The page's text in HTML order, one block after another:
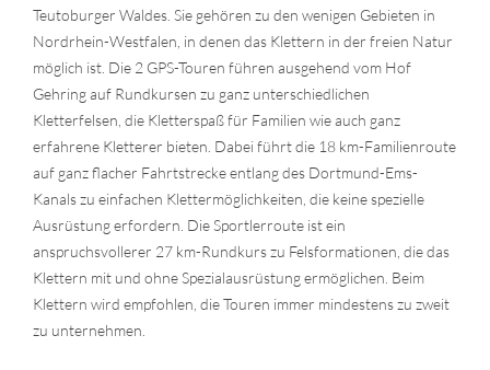
Teutoburger Waldes. Sie gehören zu den wenigen Gebieten in
Nordrhein-Westfalen, in denen das Klettern in der freien Natur
möglich ist. Die 2 GPS-Touren führen ausgehend vom Hof
Gehring auf Rundkursen zu ganz unterschiedlichen
Kletterfelsen, die Kletterspaß für Familien wie auch ganz
erfahrene Kletterer bieten. Dabei führt die 18 km-Familienroute
auf ganz flacher Fahrtstrecke entlang des Dortmund-Ems-
Kanals zu einfachen Klettermöglichkeiten, die keine spezielle
Ausrüstung erfordern. Die Sportlerroute ist ein
anspruchsvollerer 27 km-Rundkurs zu Felsformationen, die das
Klettern mit und ohne Spezialausrüstung ermöglichen. Beim
Klettern wird empfohlen, die Touren immer mindestens zu zweit
zu unternehmen.